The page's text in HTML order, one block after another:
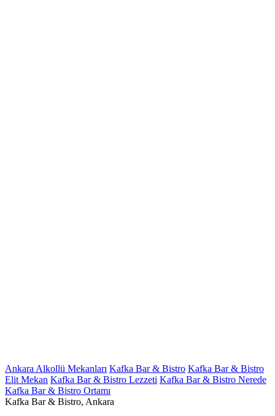
Ankara Alkollü Mekanları Kafka Bar & Bistro Kafka Bar & Bistro
Elit Mekan Kafka Bar & Bistro Lezzeti Kafka Bar & Bistro Nerede
Kafka Bar & Bistro Ortamı
Kafka Bar & Bistro, Ankara